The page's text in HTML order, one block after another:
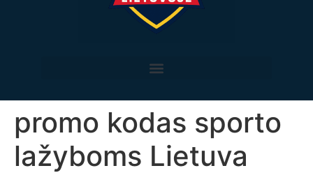
promo kodas sporto
lažyboms Lietuva